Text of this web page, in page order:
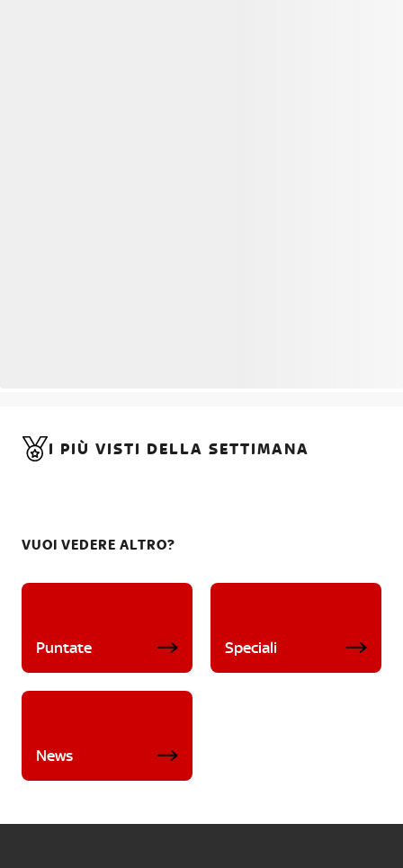
I PIÙ VISTI DELLA SETTIMANA
VUOI VEDERE ALTRO?
Puntate Speciali
News